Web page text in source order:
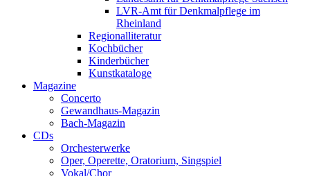
LVR-Amt für Denkmalpflege im
Rheinland
Regionalliteratur
Kochbücher
Kinderbücher
Kunstkataloge
Magazine
Concerto
Gewandhaus-Magazin
Bach-Magazin
CDs
Orchesterwerke
Oper, Operette, Oratorium, Singspiel
Vokal/Chor